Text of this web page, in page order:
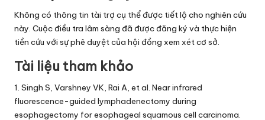
Không có thông tin tài trợ cụ thể được tiết lộ cho nghiên cứu
này. Cuộc điều tra lâm sàng đã được đăng ký và thực hiện
tiền cứu với sự phê duyệt của hội đồng xem xét cơ sở.
Tài liệu tham khảo
1. Singh S, Varshney VK, Rai A, et al. Near infrared
fluorescence-guided lymphadenectomy during
esophagectomy for esophageal squamous cell carcinoma.